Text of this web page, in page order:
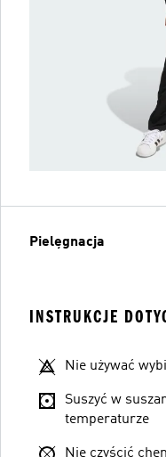
Pielęgnacja
INSTRUKCJE
Nie używać
Suszyć w
temperaturze
Nie czyścić